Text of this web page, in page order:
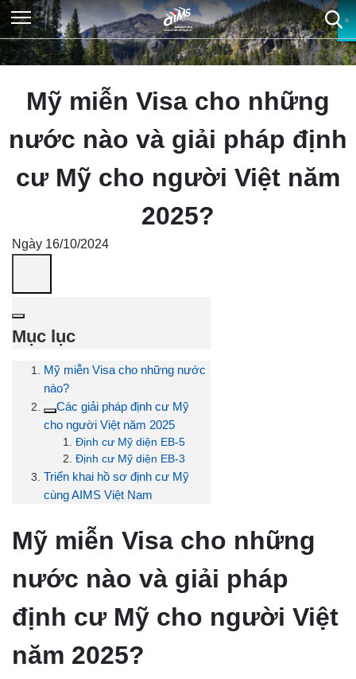
Mỹ miễn Visa cho những
nước nào và giải pháp định
cư Mỹ cho người Việt năm
2025?
Ngày 16/10/2024
Mục lục
Mỹ miễn Visa cho những nước
nào?
Các giải pháp định cư Mỹ
cho người Việt năm 2025
Định cư Mỹ diện EB-5
Định cư Mỹ diện EB-3
Triển khai hồ sơ định cư Mỹ
cùng AIMS Việt Nam
Mỹ miễn Visa cho những
nước nào và giải pháp
định cư Mỹ cho người Việt
năm 2025?
×
×
×
×